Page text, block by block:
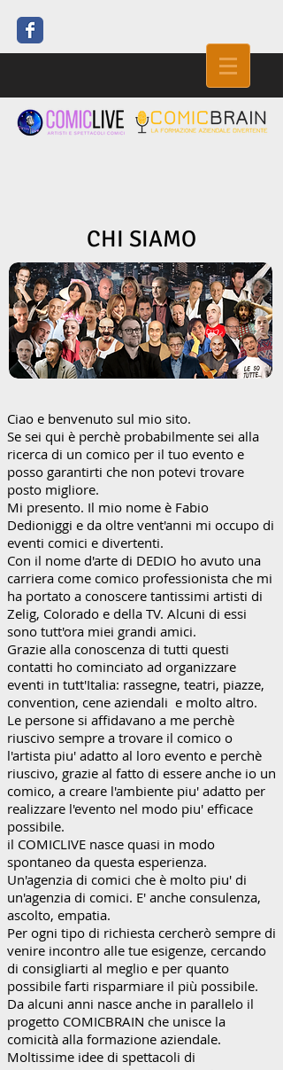
CHI SIAMO
Ciao e benvenuto sul mio sito.
Se sei qui è perchè probabilmente sei alla
ricerca di un comico per il tuo evento e
posso garantirti che non potevi trovare
posto migliore.
Mi presento. Il mio nome è Fabio
Dedioniggi e da oltre vent'anni mi occupo di
eventi comici e divertenti.
Con il nome d'arte di DEDIO ho avuto una
carriera come comico professionista che mi
ha portato a conoscere tantissimi artisti di
Zelig, Colorado e della TV. Alcuni di essi
sono tutt'ora miei grandi amici.
Grazie alla conoscenza di tutti questi
contatti ho cominciato ad organizzare
eventi in tutt'Italia: rassegne, teatri, piazze,
convention, cene aziendali e molto altro.
Le persone si affidavano a me perchè
riuscivo sempre a trovare il comico o
l'artista piu' adatto al loro evento e perchè
riuscivo, grazie al fatto di essere anche io un
comico, a creare l'ambiente piu' adatto per
realizzare l'evento nel modo piu' efficace
possibile.
il COMICLIVE nasce quasi in modo
spontaneo da questa esperienza.
Un'agenzia di comici che è molto piu' di
un'agenzia di comici. E' anche consulenza,
ascolto, empatia.
Per ogni tipo di richiesta cercherò sempre di
venire incontro alle tue esigenze, cercando
di consigliarti al meglio e per quanto
possibile farti risparmiare il più possibile.
Da alcuni anni nasce anche in parallelo il
progetto COMICBRAIN che unisce la
comicità alla formazione aziendale.
Moltissime idee di spettacoli di